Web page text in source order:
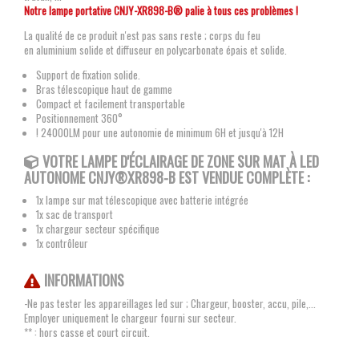
Notre lampe portative CNJY-XR898-B® palie à tous ces problèmes !
La qualité de ce produit n'est pas sans reste ; corps du feu
en aluminium solide et diffuseur en polycarbonate épais et solide.
Support de fixation solide.
Bras télescopique haut de gamme
Compact et facilement transportable
Positionnement 360°
! 24000LM pour une autonomie de minimum 6H et jusqu'à 12H
VOTRE LAMPE D'ÉCLAIRAGE DE ZONE SUR MAT À LED
AUTONOMECNJY®XR898-BEST VENDUE COMPLÈTE :
1x lampe sur mat télescopique avec batterie intégrée
1x sac de transport
1x chargeur secteur spécifique
1x contrôleur
INFORMATIONS
-Ne pas tester les appareillages led sur ; Chargeur, booster, accu, pile,...
Employer uniquement le chargeur fourni sur secteur.
** : hors casse et court circuit.